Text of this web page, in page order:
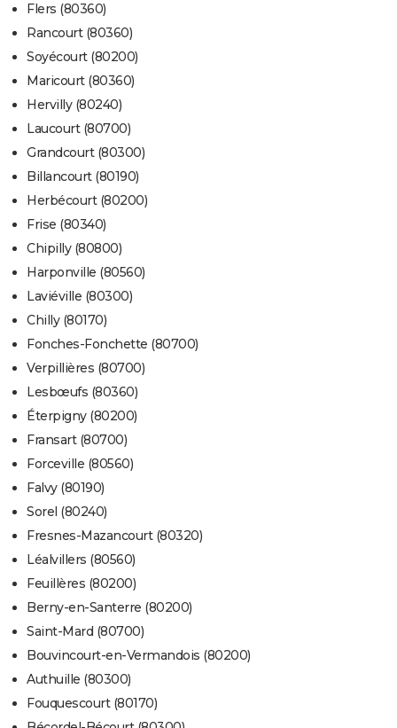
Flers (80360)
Rancourt (80360)
Soyécourt (80200)
Maricourt (80360)
Hervilly (80240)
Laucourt (80700)
Grandcourt (80300)
Billancourt (80190)
Herbécourt (80200)
Frise (80340)
Chipilly (80800)
Harponville (80560)
Laviéville (80300)
Chilly (80170)
Fonches-Fonchette (80700)
Verpillières (80700)
Lesbœufs (80360)
Éterpigny (80200)
Fransart (80700)
Forceville (80560)
Falvy (80190)
Sorel (80240)
Fresnes-Mazancourt (80320)
Léalvillers (80560)
Feuillères (80200)
Berny-en-Santerre (80200)
Saint-Mard (80700)
Bouvincourt-en-Vermandois (80200)
Authuille (80300)
Fouquescourt (80170)